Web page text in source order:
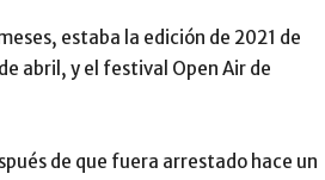
estaba la edición de 2021 de
abril, y el festival Open Air de
de que fuera arrestado hace un